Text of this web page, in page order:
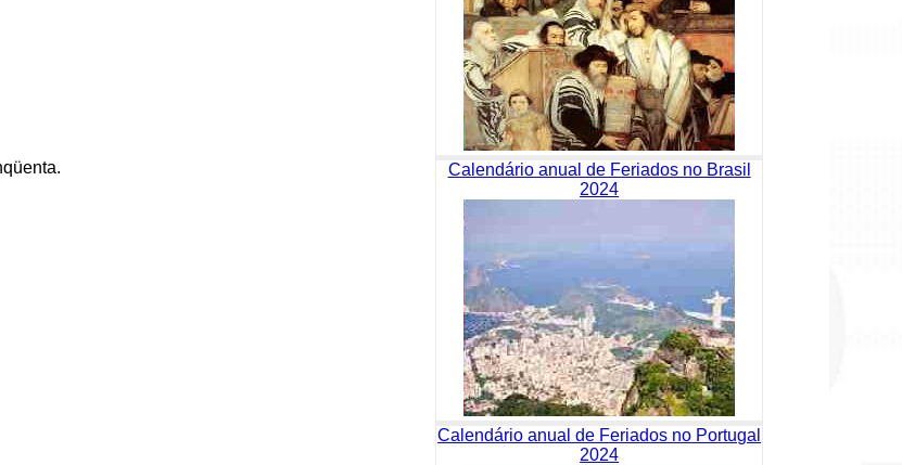
Calendário anual de Feriados no Brasil
2024
Calendário anual de Feriados no Portugal
2024